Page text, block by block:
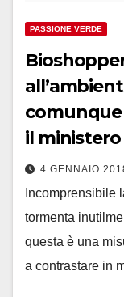
PASSIONE VERDE
comunque
il ministero
4 GENNAIO
Incomprensibile
tormenta
questa è una
a contrastare in